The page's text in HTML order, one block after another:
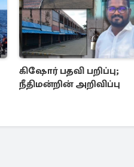
கிஷோர் பதவி பறிப்பு;
நீதிமன்றின் அறிவிப்பு